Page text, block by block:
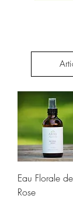
Eau Florale de
Rose